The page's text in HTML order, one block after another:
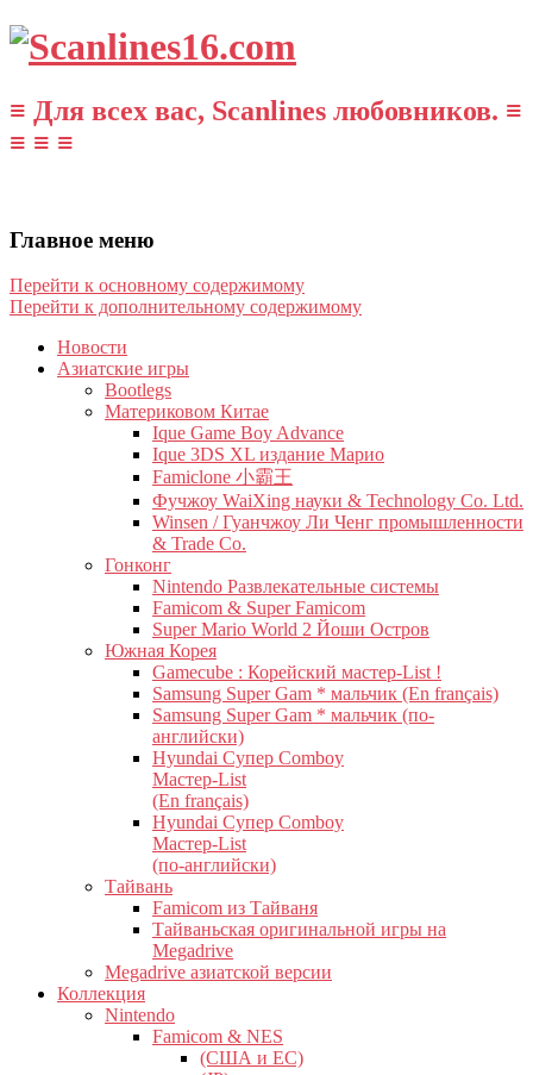
≡ Для всех вас, Scanlines любовников. ≡
≡ ≡ ≡
Главное меню
Перейти к основному содержимому
Перейти к дополнительному содержимому
Новости
Азиатские игры
Bootlegs
Материковом Китае
Ique Game Boy Advance
Ique 3DS XL издание Марио
Famiclone 小霸王
Фучжоу WaiXing науки & Technology Co. Ltd.
Winsen / Гуанчжоу Ли Ченг промышленности
& Trade Co.
Гонконг
Nintendo Развлекательные системы
Famicom & Super Famicom
Super Mario World 2 Йоши Остров
Южная Корея
Gamecube : Корейский мастер-List !
Samsung Super Gam * мальчик (En français)
Samsung Super Gam * мальчик (по-
английски)
Hyundai Супер Comboy
Мастер-List
(En français)
Hyundai Супер Comboy
Мастер-List
(по-английски)
Тайвань
Famicom из Тайваня
Тайваньская оригинальной игры на
Megadrive
Megadrive азиатской версии
Коллекция
Nintendo
Famicom & NES
(США и ЕС)